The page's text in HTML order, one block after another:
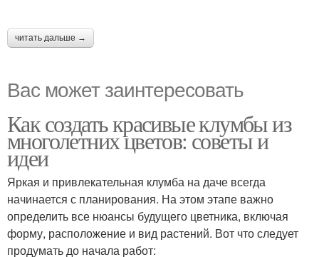
читать дальше →
Вас может заинтересовать
Как создать красивые клумбы из
многолетних цветов: советы и
идеи
Яркая и привлекательная клумба на даче всегда
начинается с планирования. На этом этапе важно
определить все нюансы будущего цветника, включая
форму, расположение и вид растений. Вот что следует
продумать до начала работ: